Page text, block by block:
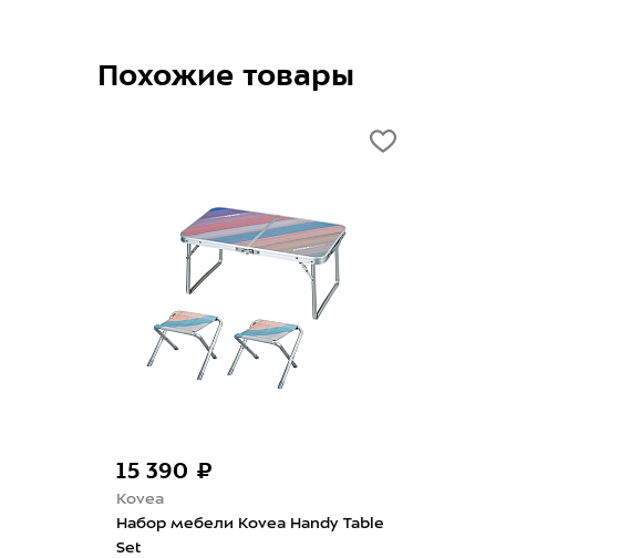
Похожие товары
15 390 ₽
Kovea
Набор мебели Kovea Handy Table
Set